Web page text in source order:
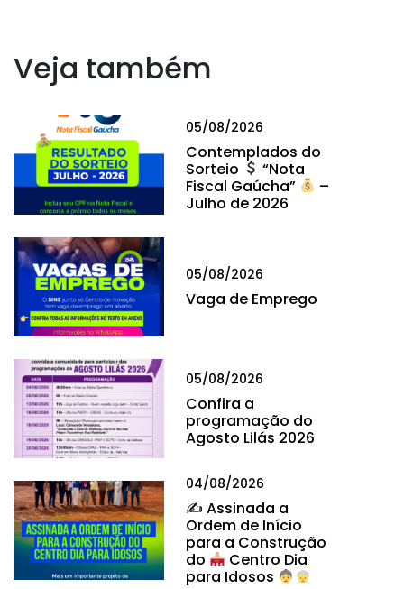
Veja também
05/08/2026
Contemplados do
Sorteio
“Nota
Fiscal Gaúcha”
–
Julho de 2026
05/08/2026
Vaga de Emprego
05/08/2026
Confira a
programação do
Agosto Lilás 2026
04/08/2026
✍ Assinada a
Ordem de Início
para a Construção
do
Centro Dia
para Idosos